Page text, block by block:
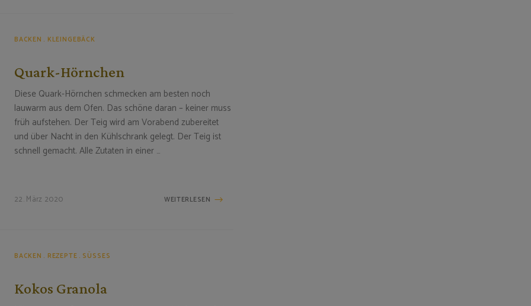
BACKEN KLEINGEBÄCK
Quark-Hörnchen
Diese Quark-Hörnchen schmecken am besten noch
lauwarm aus dem Ofen. Das schöne daran – keiner muss
früh aufstehen. Der Teig wird am Vorabend zubereitet
und über Nacht in den Kühlschrank gelegt. Der Teig ist
schnell gemacht. Alle Zutaten in einer …
22. März 2020 WEITERLESEN
BACKEN REZEPTE SÜSSES
Kokos Granola